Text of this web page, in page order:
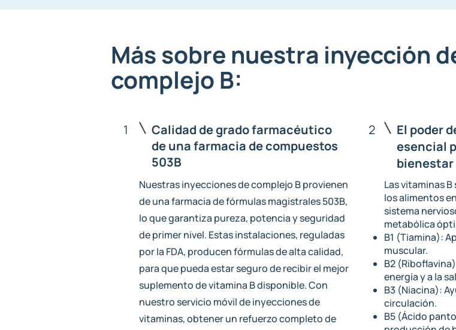
Más sobre nuestra inyección
complejo B:
1
Calidad de grado farmacéutico
de una farmacia de compuestos
503B
Nuestras inyecciones de complejo B provienen
de una farmacia de fórmulas magistrales 503B,
lo que garantiza pureza, potencia y seguridad
de primer nivel. Estas instalaciones, reguladas
por la FDA, producen fórmulas de alta calidad,
para que pueda estar seguro de recibir el mejor
suplemento de vitamina B disponible. Con
nuestro servicio móvil de inyecciones de
vitaminas, obtener un refuerzo completo de
2
El poder
esencial
bienestar
Las vitaminas
los alimentos
sistema
metabólica
B1 (Tiamina):
muscular.
B2
energía y a la
B3 (Niacina):
circulación.
B5 (Ácido